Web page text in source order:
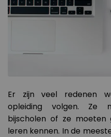
Er zijn veel redenen
opleiding volgen. Ze
bijscholen of ze moeten
leren kennen. In de